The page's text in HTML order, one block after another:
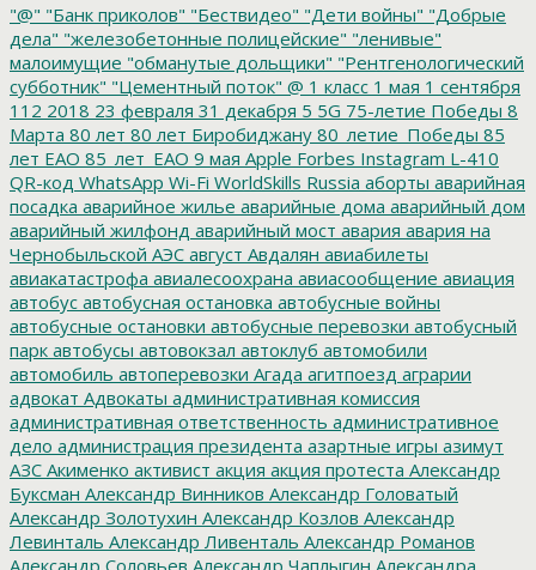
"@" "Банк приколов" "Бествидео" "Дети войны" "Добрые
дела" "железобетонные полицейские" "ленивые"
малоимущие "обманутые дольщики" "Рентгенологический
субботник" "Цементный поток" @ 1 класс 1 мая 1 сентября
112 2018 23 февраля 31 декабря 5 5G 75-летие Победы 8
Марта 80 лет 80 лет Биробиджану 80_летие_Победы 85
лет ЕАО 85_лет_ЕАО 9 мая Apple Forbes Instagram L-410
QR-код WhatsApp Wi-Fi WorldSkills Russia аборты аварийная
посадка аварийное жилье аварийные дома аварийный дом
аварийный жилфонд аварийный мост авария авария на
Чернобыльской АЭС август Авдалян авиабилеты
авиакатастрофа авиалесоохрана авиасообщение авиация
автобус автобусная остановка автобусные войны
автобусные остановки автобусные перевозки автобусный
парк автобусы автовокзал автоклуб автомобили
автомобиль автоперевозки Агада агитпоезд аграрии
адвокат Адвокаты административная комиссия
административная ответственность административное
дело администрация президента азартные игры азимут
АЗС Акименко активист акция акция протеста Александр
Буксман Александр Винников Александр Головатый
Александр Золотухин Александр Козлов Александр
Левинталь Александр Ливенталь Александр Романов
Александр Соловьев Александр Чаплыгин Александра